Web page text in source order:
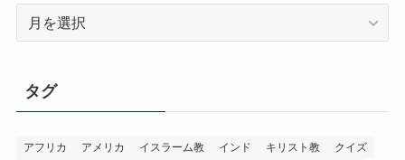
ブ
タグ
アフリカ アメリカ イスラーム教 インド キリスト教 クイズ